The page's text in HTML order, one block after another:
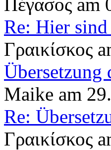
Re: Hier
Γραικίσκος
Übersetzung
Maike am
Re:
Γραικίσκος